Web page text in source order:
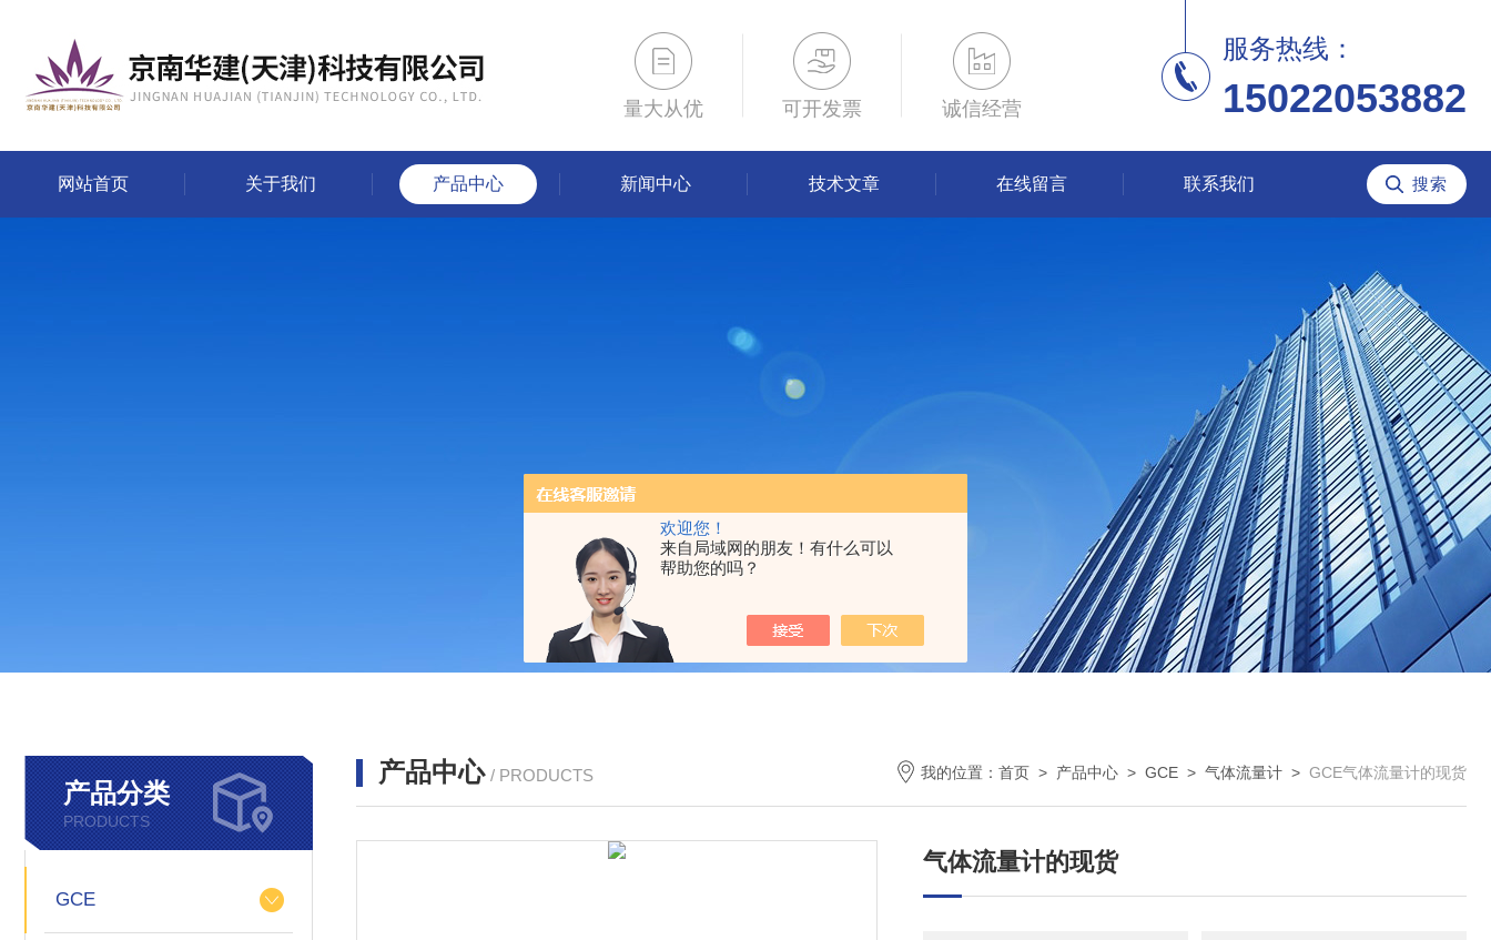
欢迎您！
来自局域网的朋友！有什么可以
帮助您的吗？
量大从优 可开发票 诚信经营
服务热线：
15022053882
网站首页 关于我们 产品中心 新闻中心 技术文章 在线留言 联系我们
产品分类
PRODUCTS
GCE
产品中心 / PRODUCTS 我的位置： 首页 > 产品中心 > GCE > 气体流量计 > GCE气体流量计的现货
气体流量计的现货